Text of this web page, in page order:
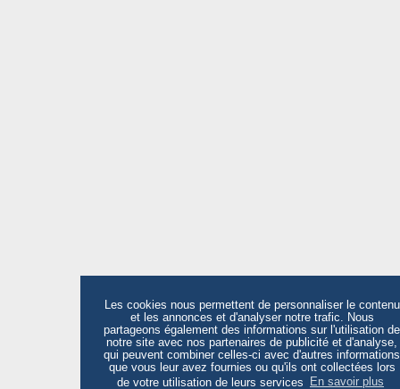
Les cookies nous permettent de personnaliser le contenu
et les annonces et d'analyser notre trafic. Nous
partageons également des informations sur l'utilisation de
notre site avec nos partenaires de publicité et d'analyse,
qui peuvent combiner celles-ci avec d'autres informations
que vous leur avez fournies ou qu'ils ont collectées lors
de votre utilisation de leurs services
En savoir plus